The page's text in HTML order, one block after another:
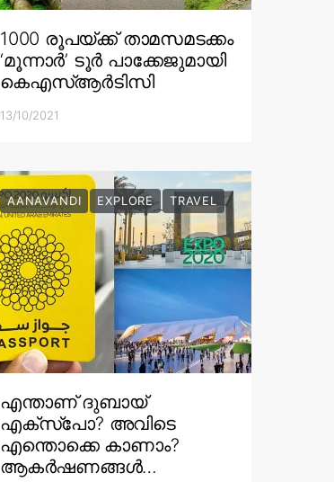
1000 രൂപയ്ക്ക് താമസമടക്കം
‘മൂന്നാർ’ ടൂർ പാക്കേജുമായി
കെഎസ്ആർടിസി
13/10/2021
AANAVANDI EXPLORE TRAVEL
എന്താണ് ദുബായ്
എക്സ്പോ? അവിടെ
എന്തൊക്കെ കാണാം?
ആകർഷണങ്ങൾ…